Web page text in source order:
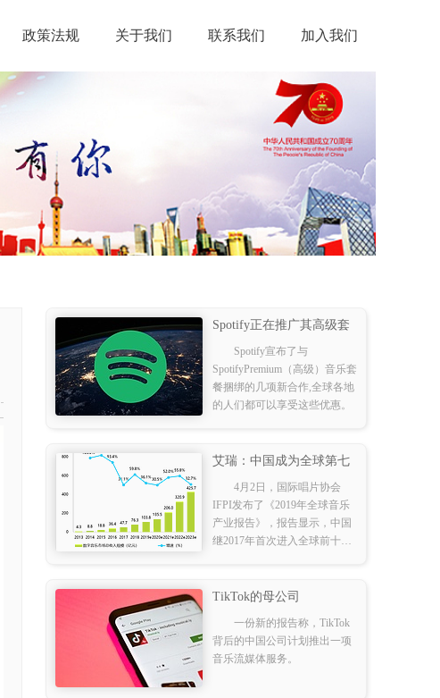
政策法规 关于我们 联系我们 加入我们
Spotify正在推广其高级套
球合作伙伴
Spotify宣布了与
SpotifyPremium（高级）音乐套
餐捆绑的几项新合作,全球各地
的人们都可以享受这些优惠。
艾瑞：中国成为全球第七
版化带来商业复兴
4月2日，国际唱片协会
IFPI发布了《2019年全球音乐
产业报告》，报告显示，中国
继2017年首次进入全球前十大
快速增长。
TikTok的母公司
推出音乐流媒体服务
一份新的报告称，TikTok
背后的中国公司计划推出一项
音乐流媒体服务。